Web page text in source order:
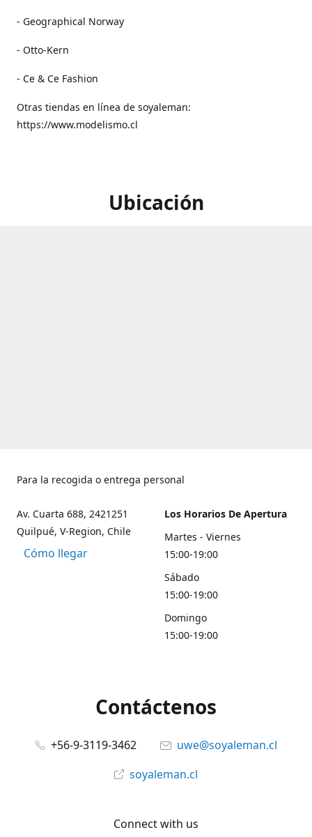
- Geographical Norway
- Otto-Kern
- Ce & Ce Fashion
Otras tiendas en línea de soyaleman:
https://www.modelismo.cl
Ubicación
Para la recogida o entrega personal
Av. Cuarta 688, 2421251
Quilpué, V-Region, Chile
Cómo llegar
Los Horarios De Apertura
Martes - Viernes
15:00-19:00
Sábado
15:00-19:00
Domingo
15:00-19:00
Contáctenos
+56-9-3119-3462
uwe@soyaleman.cl
soyaleman.cl
Connect with us